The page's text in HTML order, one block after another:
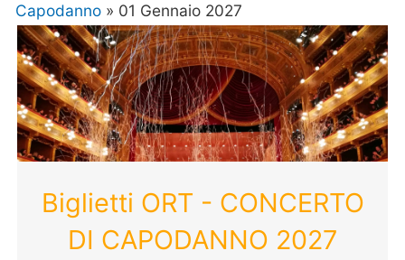
Capodanno » 01 Gennaio 2027
Biglietti ORT - CONCERTO
DI CAPODANNO 2027